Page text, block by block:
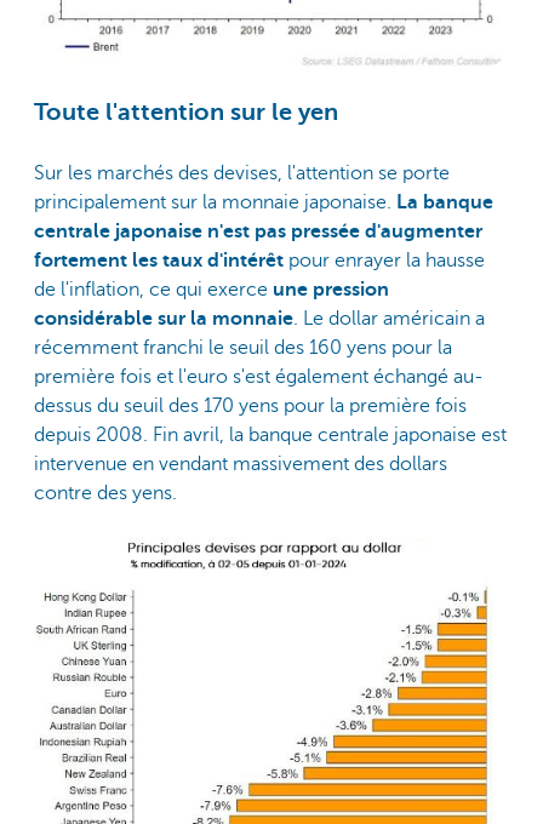
Toute l'attention sur le yen
Sur les marchés des devises, l'attention se porte
principalement sur la monnaie japonaise. La banque
centrale japonaise n'est pas pressée d'augmenter
fortement les taux d'intérêt pour enrayer la hausse
de l'inflation, ce qui exerce une pression
considérable sur la monnaie. Le dollar américain a
récemment franchi le seuil des 160 yens pour la
première fois et l'euro s'est également échangé au-
dessus du seuil des 170 yens pour la première fois
depuis 2008. Fin avril, la banque centrale japonaise est
intervenue en vendant massivement des dollars
contre des yens.